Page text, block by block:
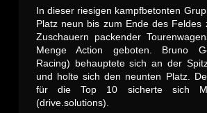
In dieser riesigen kampfbetonten
Platz neun bis zum Ende des Feldes
Zuschauern packender
Menge Action geboten. Bruno
Racing) behauptete sich an der
und holte sich den neunten Platz.
für die Top 10 sicherte sich
(drive.solutions).